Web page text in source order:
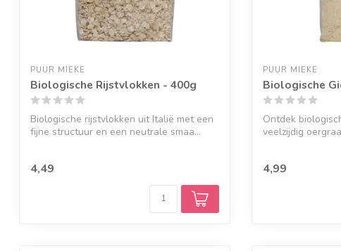
PUUR MIEKE
Biologische Rijstvlokken - 400g
Biologische rijstvlokken uit Italië met een
fijne structuur en een neutrale smaa...
4,49
PUUR MIEKE
Biologische
Ontdek
veelzijdig
4,99